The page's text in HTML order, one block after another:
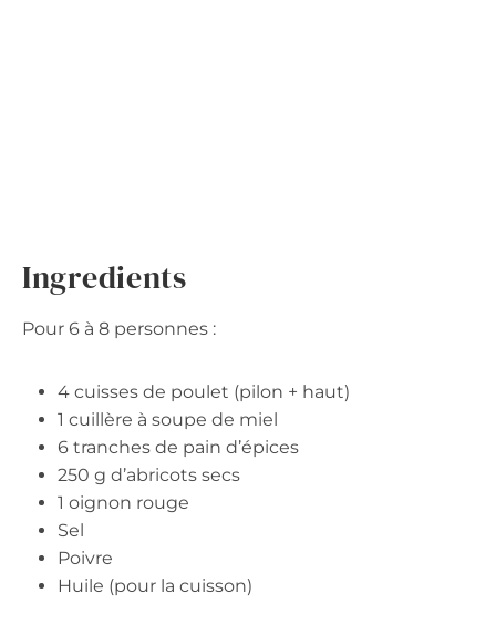
Ingredients
Pour 6 à 8 personnes :
4 cuisses de poulet (pilon + haut)
1 cuillère à soupe de miel
6 tranches de pain d’épices
250 g d’abricots secs
1 oignon rouge
Sel
Poivre
Huile (pour la cuisson)